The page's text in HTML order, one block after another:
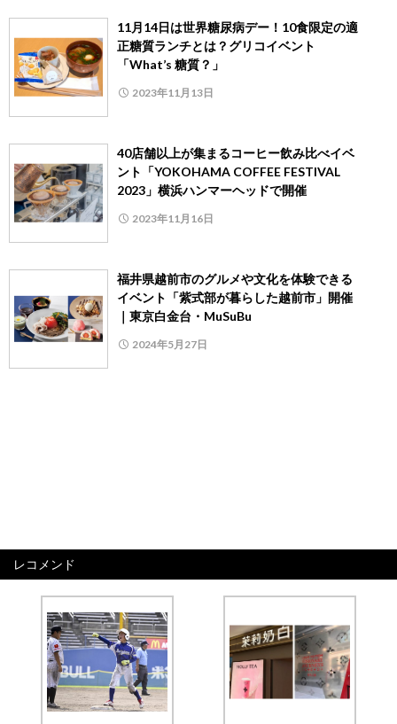
11月14日は世界糖尿病デー！10食限定の適
正糖質ランチとは？グリコイベント
「What’s 糖質？」
2023年11月13日
40店舗以上が集まるコーヒー飲み比べイベ
ント「YOKOHAMA COFFEE FESTIVAL
2023」横浜ハンマーヘッドで開催
2023年11月16日
福井県越前市のグルメや文化を体験できる
イベント「紫式部が暮らした越前市」開催
｜東京白金台・MuSuBu
2024年5月27日
レコメンド